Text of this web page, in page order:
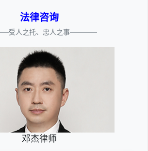
法律咨询
人之托、忠人之事————
邓杰律师